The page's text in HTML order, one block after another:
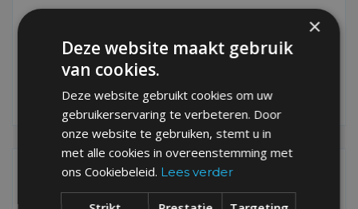
een BoardX-vakantie valt er altijd wel iets te beleven. Maar
net daarom vinden we het minstens even belangrijk om af
en toe op de rem te staan.
MEER LEZEN
×
Deze website maakt gebruik
van cookies.
Deze website gebruikt cookies om uw
gebruikerservaring te verbeteren. Door
onze website te gebruiken, stemt u in
met alle cookies in overeenstemming met
ons Cookiebeleid. Lees verder